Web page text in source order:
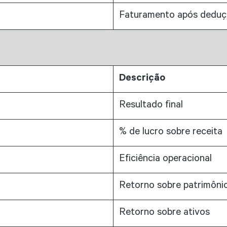
Faturamento após
Descrição
Resultado final
% de lucro sobre receita
Eficiência operacional
Retorno sobre
Retorno sobre ativos